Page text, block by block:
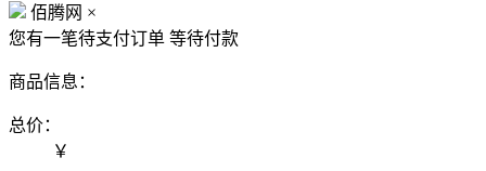
佰腾网 ×
您有一笔待支付订单 等待付款
商品信息：
总价：
￥